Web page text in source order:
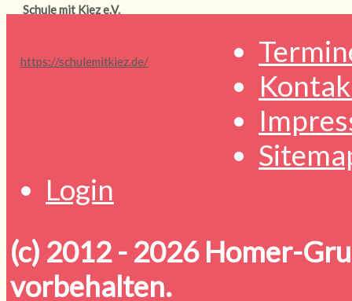
Schule mit Kiez e.V.
https://schulemitkiez.de/
Login
(c) 2012 - 2026 Homer-
vorbehalten.